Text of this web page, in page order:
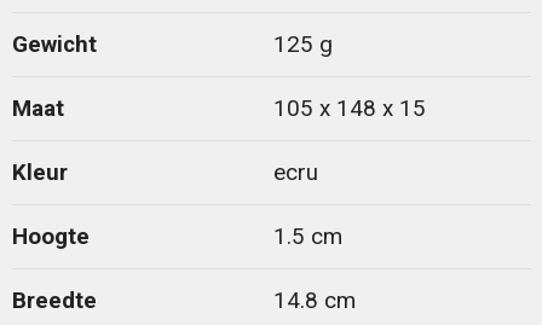
Gewicht 125 g
Maat 105 x 148 x 15
Kleur ecru
Hoogte 1.5 cm
Breedte 14.8 cm